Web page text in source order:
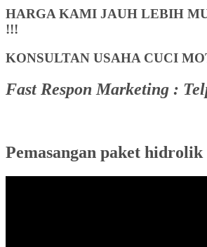
HARGA KAMI JAUH LEBIH
!!!
KONSULTAN USAHA CUCI
Fast Respon Marketing :
Pemasangan paket